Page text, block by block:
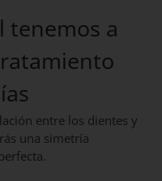
tenemos a
entre los dientes y
una simetría